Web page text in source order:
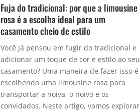
Fuja do tradicional: por que a limousine
rosa é a escolha ideal para um
casamento cheio de estilo
Você já pensou em fugir do tradicional e
adicionar um toque de cor e estilo ao seu
casamento? Uma maneira de fazer isso é
escolhendo uma limousine rosa para
transportar a noiva, o noivo e os
convidados. Neste artigo, vamos explorar